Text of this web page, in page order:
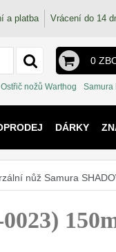
a platba Vrácení do 14
0
Ostřič nožů Warthog Samura
DÁRKY
nůž Samura